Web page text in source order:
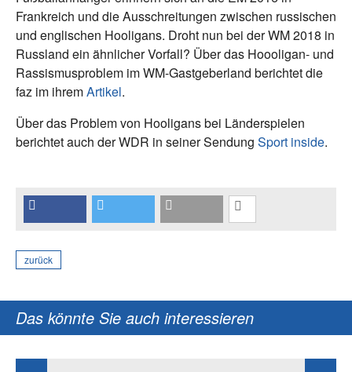
Frankreich und die Ausschreitungen zwischen russischen
und englischen Hooligans. Droht nun bei der WM 2018 in
Russland ein ähnlicher Vorfall? Über das Hoooligan- und
Rassismusproblem im WM-Gastgeberland berichtet die
faz im ihremArtikel.
Über das Problem von Hooligans bei Länderspielen
berichtet auch der WDR in seiner Sendung Sport inside.
zurück
Das könnte Sie auch interessieren